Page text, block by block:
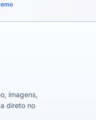
imagens,
direto no